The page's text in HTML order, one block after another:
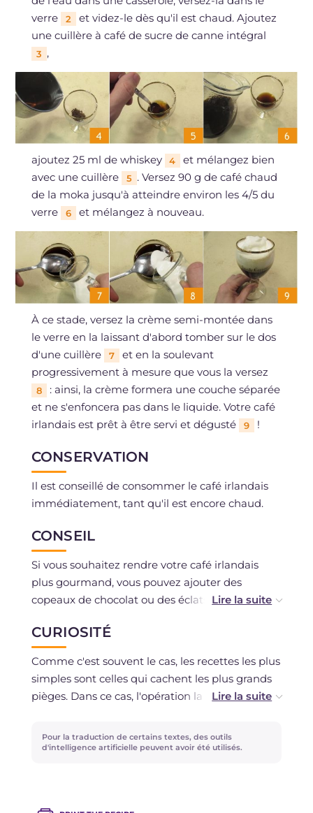
verre
2
et videz-le dès qu'il est chaud. Ajoutez
une cuillère à café de sucre de canne intégral
3 ,
ajoutez 25 ml de whiskey 4
et mélangez bien
avec une cuillère
5 . Versez 90 g de café chaud
de la moka jusqu'à atteindre environ les 4/5 du
verre
6 et mélangez à nouveau.
À ce stade, versez la crème semi-montée dans
le verre en la laissant d'abord tomber sur le dos
d'une cuillère
7
et en la soulevant
progressivement à mesure que vous la versez
8
: ainsi, la crème formera une couche séparée
et ne s'enfoncera pas dans le liquide. Votre café
irlandais est prêt à être servi et dégusté
9 !
CONSERVATION
Il est conseillé de consommer le café irlandais
immédiatement, tant qu'il est encore chaud.
CONSEIL
Si vous souhaitez rendre votre café irlandais
plus gourmand, vous pouvez ajouter des
copeaux de chocolat ou des éclats de noisette
râpée de noix de muscade !
CURIOSITÉ
Comme c'est souvent le cas, les recettes les plus
simples sont celles qui cachent les plus grands
pièges. Dans ce cas, l'opération la plus délicate
reste en surface... voici quelques astuces pour
obtenir un résultat parfait !
Pour la traduction de certains textes, des outils
d'intelligence artificielle peuvent avoir été utilisés.